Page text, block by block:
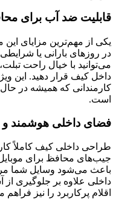
قابلیت ضد آب برای
یکی از مهم‌ترین مزایای
در روزهای بارانی یا
می‌توانید با خیال راحت
داخل کیف قرار دهید. این
کارمندانی که همیشه در
است.
فضای داخلی هوشمند
طراحی داخلی کیف کاملاً
جیب‌های محافظ برای
باعث می‌شود وسایل شما
داخلی علاوه بر جلوگیری
اقلام پرکاربرد را نیز فراهم